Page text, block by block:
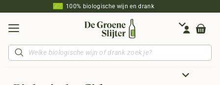
100% biologische wijn en drank
Producten
zoeken